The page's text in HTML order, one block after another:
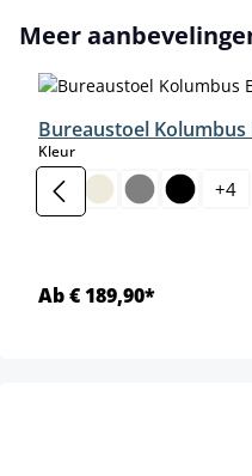
Productgalerij overslaan
Meer
Bureaustoel Kolumbus
Kleurselect
+4
Ab € 189,90*